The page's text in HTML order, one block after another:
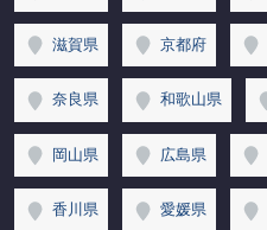
滋賀県 京都府
奈良県 和歌山県
岡山県 広島県
香川県 愛媛県